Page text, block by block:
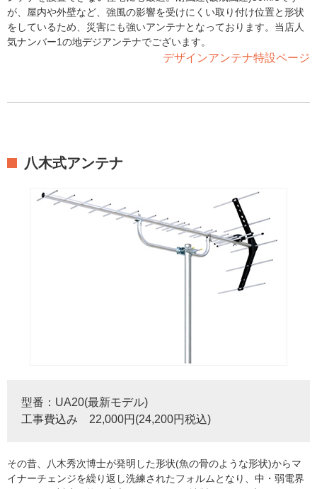
が、屋内や外壁など、強風の影響を受けにくい取り付け位置と形状
をしているため、災害にも強いアンテナとなっております。当店人
気ナンバー1の地デジアンテナでございます。
デザインアンテナ特設ページ
八木式アンテナ
型番：UA20(最新モデル)
工事費込み 22,000円(24,200円税込)
その昔、八木秀次博士が発明した形状(魚の骨のような形状)からマ
イナーチェンジを繰り返し洗練されたフォルムとなり、中・弱電界